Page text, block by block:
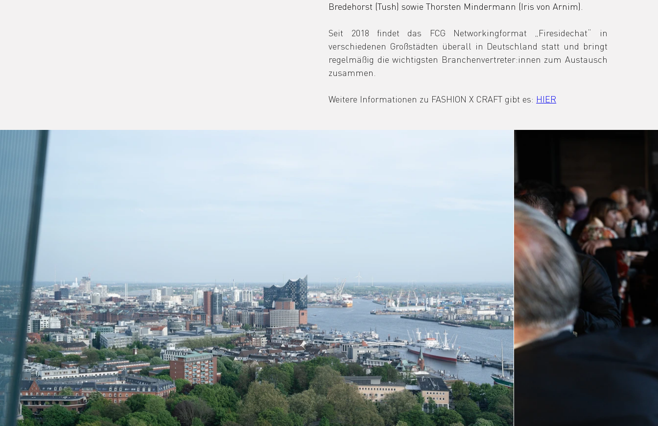
Bredehorst (Tush) sowie Thorsten Mindermann (Iris von Arnim).
Seit 2018 findet das FCG Networkingformat „Firesidechat“ in
verschiedenen Großstädten überall in Deutschland statt und bringt
regelmäßig die wichtigsten Branchenvertreter:innen zum Austausch
zusammen.
Weitere Informationen zu FASHION X CRAFT gibt es: HIER